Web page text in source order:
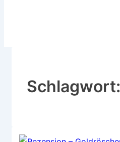
Schlagwort: